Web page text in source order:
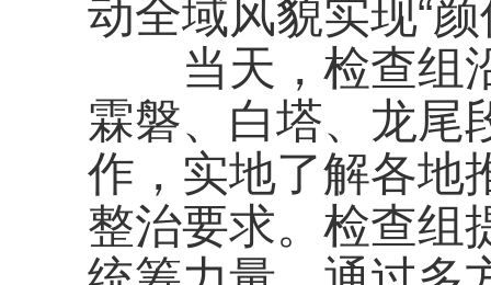
动全域风貌实现“颜
当天，检查组沿
霖磐、白塔、龙尾
作，实地了解各地
整治要求。检查组